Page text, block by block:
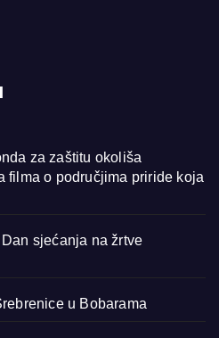
za zaštitu okoliša
filma o područjima priride koja
sjećanja na žrtve
u Bobarama